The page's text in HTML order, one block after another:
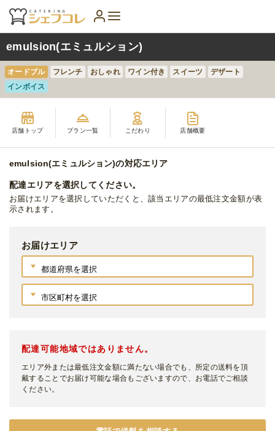
emulsion(エミュルション)
オードブル フレンチ おしゃれ ワイン付き スイーツ
デザート
インボイス
店舗トップ プラン一覧 こだわり 店舗概要
emulsion(エミュルション)の対応エリア
配達エリアを選択してください。
お届けエリアを選択していただくと、該当エリアの最低注文金額が表
示されます。
お届けエリア
配達可能地域ではありません。
エリア外または最低注文金額に満たない場合でも、所定の送料を頂
戴することでお届け可能な場合もございますので、お電話でご相談
ください。